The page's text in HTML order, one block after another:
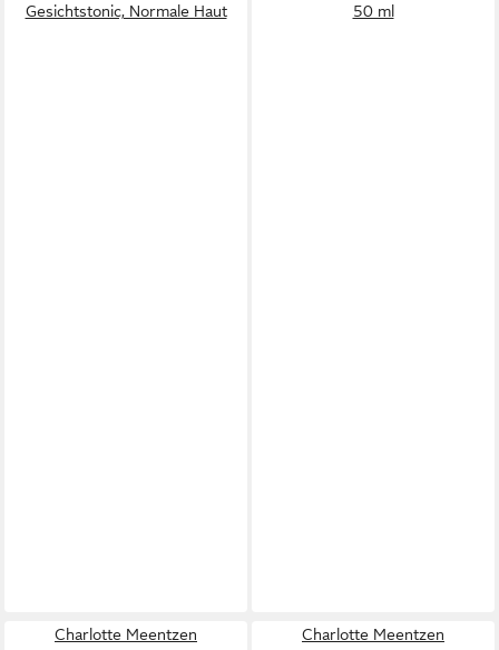
Gesichtstonic, Normale Haut
50 ml
Charlotte Meentzen
Charlotte Meentzen